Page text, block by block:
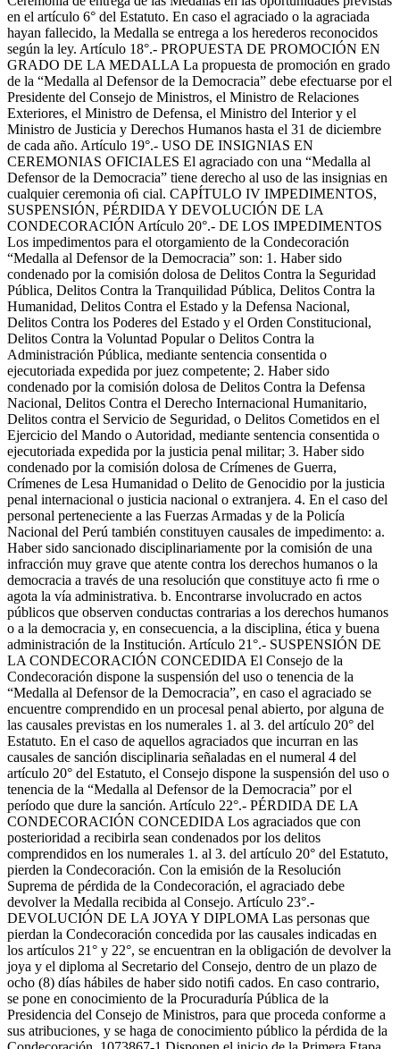
en el artículo 6° del Estatuto. En caso el agraciado o la agraciada
hayan fallecido, la Medalla se entrega a los herederos reconocidos
según la ley. Artículo 18°.- PROPUESTA DE PROMOCIÓN EN
GRADO DE LA MEDALLA La propuesta de promoción en grado
de la “Medalla al Defensor de la Democracia” debe efectuarse por el
Presidente del Consejo de Ministros, el Ministro de Relaciones
Exteriores, el Ministro de Defensa, el Ministro del Interior y el
Ministro de Justicia y Derechos Humanos hasta el 31 de diciembre
de cada año. Artículo 19°.- USO DE INSIGNIAS EN
CEREMONIAS OFICIALES El agraciado con una “Medalla al
Defensor de la Democracia” tiene derecho al uso de las insignias en
cualquier ceremonia oﬁ cial. CAPÍTULO IV IMPEDIMENTOS,
SUSPENSIÓN, PÉRDIDA Y DEVOLUCIÓN DE LA
CONDECORACIÓN Artículo 20°.- DE LOS IMPEDIMENTOS
Los impedimentos para el otorgamiento de la Condecoración
“Medalla al Defensor de la Democracia” son: 1. Haber sido
condenado por la comisión dolosa de Delitos Contra la Seguridad
Pública, Delitos Contra la Tranquilidad Pública, Delitos Contra la
Humanidad, Delitos Contra el Estado y la Defensa Nacional,
Delitos Contra los Poderes del Estado y el Orden Constitucional,
Delitos Contra la Voluntad Popular o Delitos Contra la
Administración Pública, mediante sentencia consentida o
ejecutoriada expedida por juez competente; 2. Haber sido
condenado por la comisión dolosa de Delitos Contra la Defensa
Nacional, Delitos Contra el Derecho Internacional Humanitario,
Delitos contra el Servicio de Seguridad, o Delitos Cometidos en el
Ejercicio del Mando o Autoridad, mediante sentencia consentida o
ejecutoriada expedida por la justicia penal militar; 3. Haber sido
condenado por la comisión dolosa de Crímenes de Guerra,
Crímenes de Lesa Humanidad o Delito de Genocidio por la justicia
penal internacional o justicia nacional o extranjera. 4. En el caso del
personal perteneciente a las Fuerzas Armadas y de la Policía
Nacional del Perú también constituyen causales de impedimento: a.
Haber sido sancionado disciplinariamente por la comisión de una
infracción muy grave que atente contra los derechos humanos o la
democracia a través de una resolución que constituye acto ﬁ rme o
agota la vía administrativa. b. Encontrarse involucrado en actos
públicos que observen conductas contrarias a los derechos humanos
o a la democracia y, en consecuencia, a la disciplina, ética y buena
administración de la Institución. Artículo 21°.- SUSPENSIÓN DE
LA CONDECORACIÓN CONCEDIDA El Consejo de la
Condecoración dispone la suspensión del uso o tenencia de la
“Medalla al Defensor de la Democracia”, en caso el agraciado se
encuentre comprendido en un procesal penal abierto, por alguna de
las causales previstas en los numerales 1. al 3. del artículo 20° del
Estatuto. En el caso de aquellos agraciados que incurran en las
causales de sanción disciplinaria señaladas en el numeral 4 del
artículo 20° del Estatuto, el Consejo dispone la suspensión del uso o
tenencia de la “Medalla al Defensor de la Democracia” por el
período que dure la sanción. Artículo 22°.- PÉRDIDA DE LA
CONDECORACIÓN CONCEDIDA Los agraciados que con
posterioridad a recibirla sean condenados por los delitos
comprendidos en los numerales 1. al 3. del artículo 20° del Estatuto,
pierden la Condecoración. Con la emisión de la Resolución
Suprema de pérdida de la Condecoración, el agraciado debe
devolver la Medalla recibida al Consejo. Artículo 23°.-
DEVOLUCIÓN DE LA JOYA Y DIPLOMA Las personas que
pierdan la Condecoración concedida por las causales indicadas en
los artículos 21° y 22°, se encuentran en la obligación de devolver la
joya y el diploma al Secretario del Consejo, dentro de un plazo de
ocho (8) días hábiles de haber sido notiﬁ cados. En caso contrario,
se pone en conocimiento de la Procuraduría Pública de la
Presidencia del Consejo de Ministros, para que proceda conforme a
sus atribuciones, y se haga de conocimiento público la pérdida de la